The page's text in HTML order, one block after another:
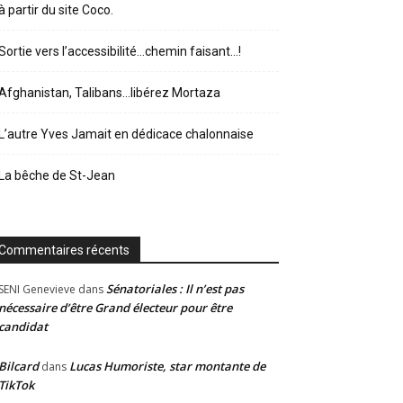
partir du site Coco.
vers l’accessibilité…chemin faisant…!
Talibans…libérez Mortaza
Yves Jamait en dédicace chalonnaise
bêche de St-Jean
récents
Genevieve dansSénatoriales : Il n’est pas
d’être Grand électeur pour être
dans Lucas Humoriste, star montante de